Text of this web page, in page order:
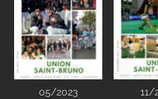
05/2023 11/